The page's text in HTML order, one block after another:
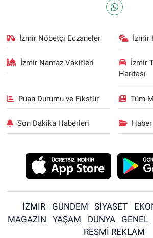
İzmir Nöbetçi Eczaneler İzmir
İzmir Namaz Vakitleri
İzmir
Haritası
Puan Durumu ve Fikstür Tüm
Son Dakika Haberleri
İZMİR GÜNDEM SİYASET
MAGAZİN
YAŞAM DÜNYA GENEL
RESMİ REKLAM